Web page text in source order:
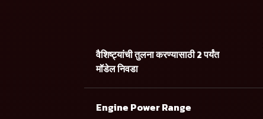
वैशिष्ट्यांची तुलना करण्यासाठी 2 पर्यंत
मॉडेल निवडा
Engine Power Range